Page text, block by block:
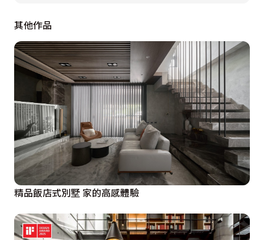
的色域築起環境的安定氣息。在客餐廳間使用長虹玻璃、
清玻、灰玻組構一道滑門，半通透的視覺效果保有用餐時
的私隱性，亦不阻礙光影的遞進。來到臥室，轉以溫潤的
木質調性烘襯愜意的舒眠質地，在不規則的灰白石紋主牆
上運用俐落的溝縫創造有序與無序間的共融之美。
設計概念文字為【誠禾工程美學】提供
其他作品
精品飯店式別墅 家的高感體驗